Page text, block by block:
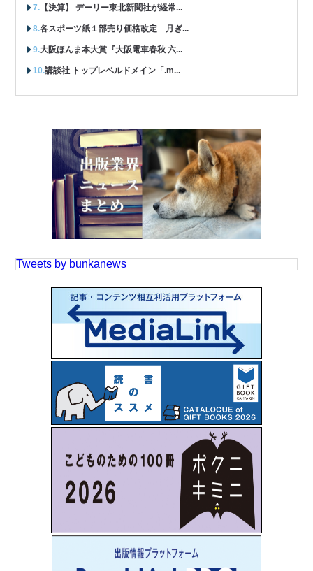
【決算】 デーリー東北新聞社が経常...
各スポーツ紙１部売り価格改定 月ぎ...
大阪ほんま本大賞『大阪電車春秋 六...
講談社 トップレベルドメイン「.m...
Tweets by bunkanews